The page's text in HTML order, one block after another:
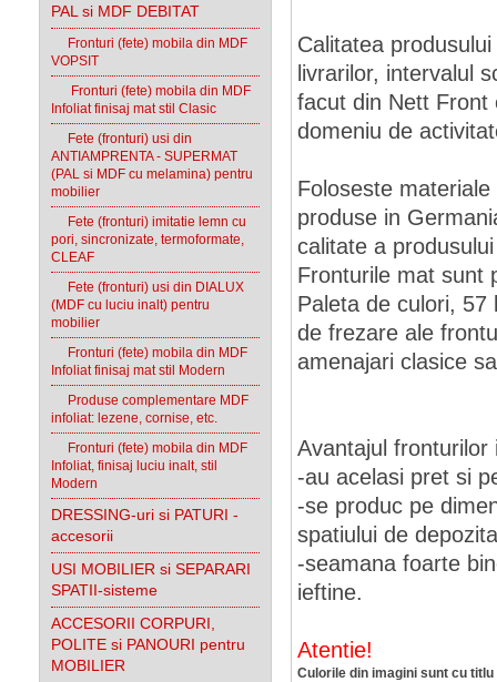
PAL si MDF DEBITAT
Fronturi (fete) mobila din MDF
VOPSIT
Fronturi (fete) mobila din MDF
Infoliat finisaj mat stil Clasic
Fete (fronturi) usi din
ANTIAMPRENTA - SUPERMAT
(PAL si MDF cu melamina) pentru
mobilier
Fete (fronturi) imitatie lemn cu
pori, sincronizate, termoformate,
CLEAF
Fete (fronturi) usi din DIALUX
(MDF cu luciu inalt) pentru
mobilier
Fronturi (fete) mobila din MDF
Infoliat finisaj mat stil Modern
Produse complementare MDF
infoliat: lezene, cornise, etc.
Fronturi (fete) mobila din MDF
Infoliat, finisaj luciu inalt, stil
Modern
DRESSING-uri si PATURI -
accesorii
USI MOBILIER si SEPARARI
SPATII-sisteme
ACCESORII CORPURI,
POLITE si PANOURI pentru
MOBILIER
Calitatea
livrarilor, intervalul
facut din Nett Front
domeniu de
Foloseste
produse in
calitate a
Fronturile mat sunt
Paleta de culori,
de frezare ale
amenajari clasice
Avantajul
-au acelasi pret si
-se produc pe
spatiului de
-seamana foarte
ieftine.
Atentie!
Culorile din imagini sunt cu